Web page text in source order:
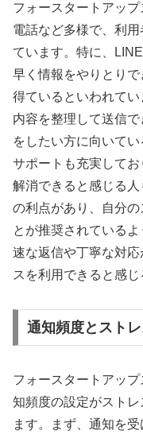
フォースタートアップ
電話など多様で、利
ています。特に、
早く情報をやりとり
得ているといわれて
内容を整理して送信
をしたい方に向いて
サポートも充実して
解消できると感じる
の利点があり、自分
とが推奨されている
速な返信や丁寧な対
スを利用できると感じ
通知頻度とスト
フォースタートアッ
知頻度の設定がスト
ます。まず、通知を